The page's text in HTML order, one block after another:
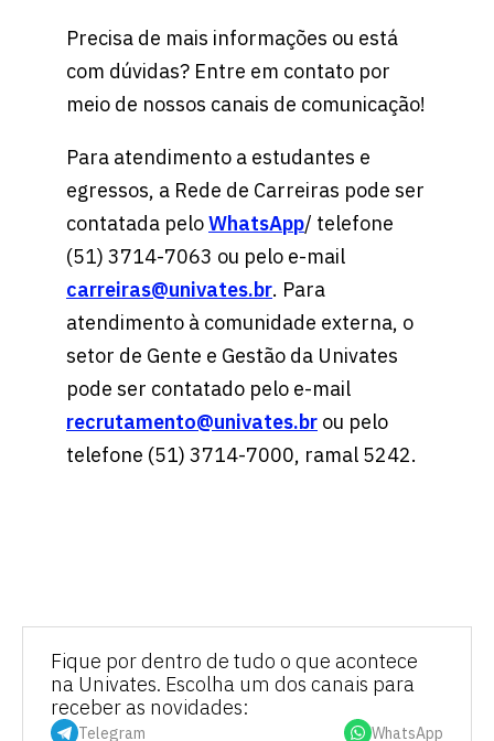
Precisa de mais informações ou está
com dúvidas? Entre em contato por
meio de nossos canais de comunicação!
Para atendimento a estudantes e
egressos, a Rede de Carreiras pode ser
contatada peloWhatsApp/ telefone
(51) 3714-7063 ou pelo e-mail
carreiras@univates.br. Para
atendimento à comunidade externa, o
setor de Gente e Gestão da Univates
pode ser contatado pelo e-mail
recrutamento@univates.br ou pelo
telefone (51) 3714-7000, ramal 5242.
Fique por dentro de tudo o que acontece
na Univates. Escolha um dos canais para
receber as novidades:
Telegram WhatsApp